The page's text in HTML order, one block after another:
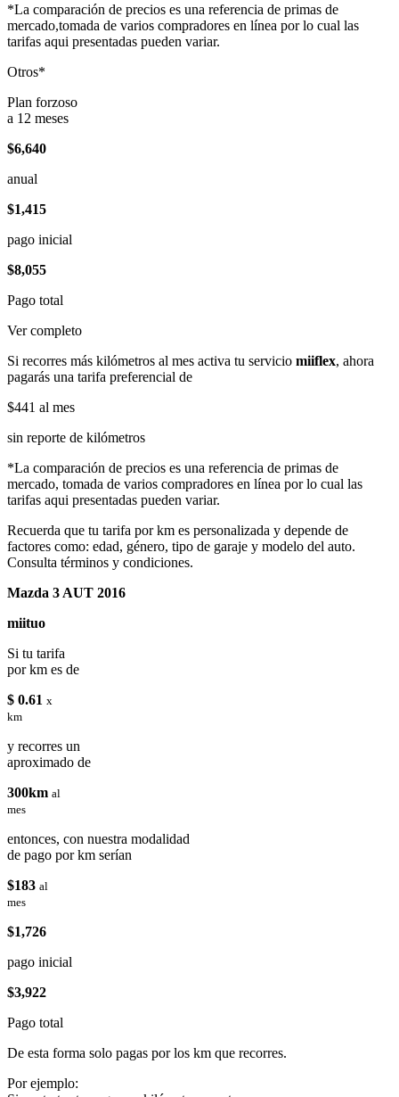
*La comparación de precios es una referencia de primas de
mercado,tomada de varios compradores en línea por lo cual las
tarifas aqui presentadas pueden variar.
Otros*
Plan forzoso
a 12 meses
$6,640
anual
$1,415
pago inicial
$8,055
Pago total
Ver completo
Si recorres más kilómetros al mes activa tu servicio miiflex, ahora
pagarás una tarifa preferencial de
$441 al mes
sin reporte de kilómetros
*La comparación de precios es una referencia de primas de
mercado, tomada de varios compradores en línea por lo cual las
tarifas aqui presentadas pueden variar.
Recuerda que tu tarifa por km es personalizada y depende de
factores como: edad, género, tipo de garaje y modelo del auto.
Consulta términos y condiciones.
Mazda 3 AUT 2016
miituo
Si tu tarifa
por km es de
$ 0.61 x
km
y recorres un
aproximado de
300km al
mes
entonces, con nuestra modalidad
de pago por km serían
$183 al
mes
$1,726
pago inicial
$3,922
Pago total
De esta forma solo pagas por los km que recorres.
Por ejemplo: